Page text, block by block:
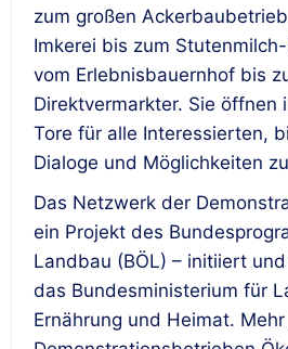
zum großen
Imkerei bis zum
vom Erlebnisbauernhof bis
Direktvermarkter. Sie öffnen
Tore für alle Interessierten,
Dialoge und Möglichkeiten
Das Netzwerk der
ein Projekt des
Landbau (BÖL) – initiiert
das Bundesministerium für
Ernährung und Heimat.